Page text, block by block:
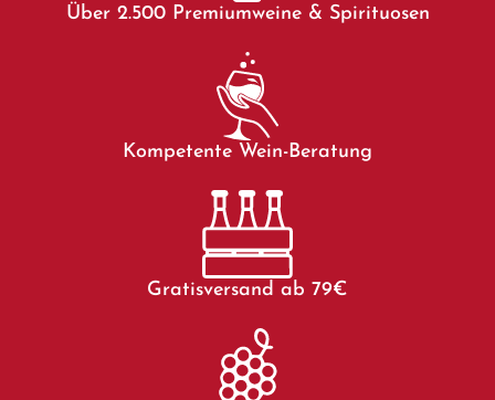
Über 2.500 Premiumweine & Spirituosen
Kompetente Wein-Beratung
Gratisversand ab 79€